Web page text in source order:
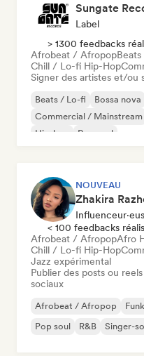
Sungate
Label
> 1300 feedbacks
Afrobeat / Afropop
Chill / Lo-fi Hip-Hop
Signer des artistes et/ou
Beats / Lo-fi Bossa nova
Commercial / Mainstream
Hip-hop
Pop soul
NOUVEAU
Zhakira
< 100 feedbacks
Afrobeat / AfropopAfro
Chill / Lo-fi Hip-Hop
Jazz expérimental
Publier des posts ou
sociaux
Afrobeat / Afropop Funk
Pop soul
R&B Singer-